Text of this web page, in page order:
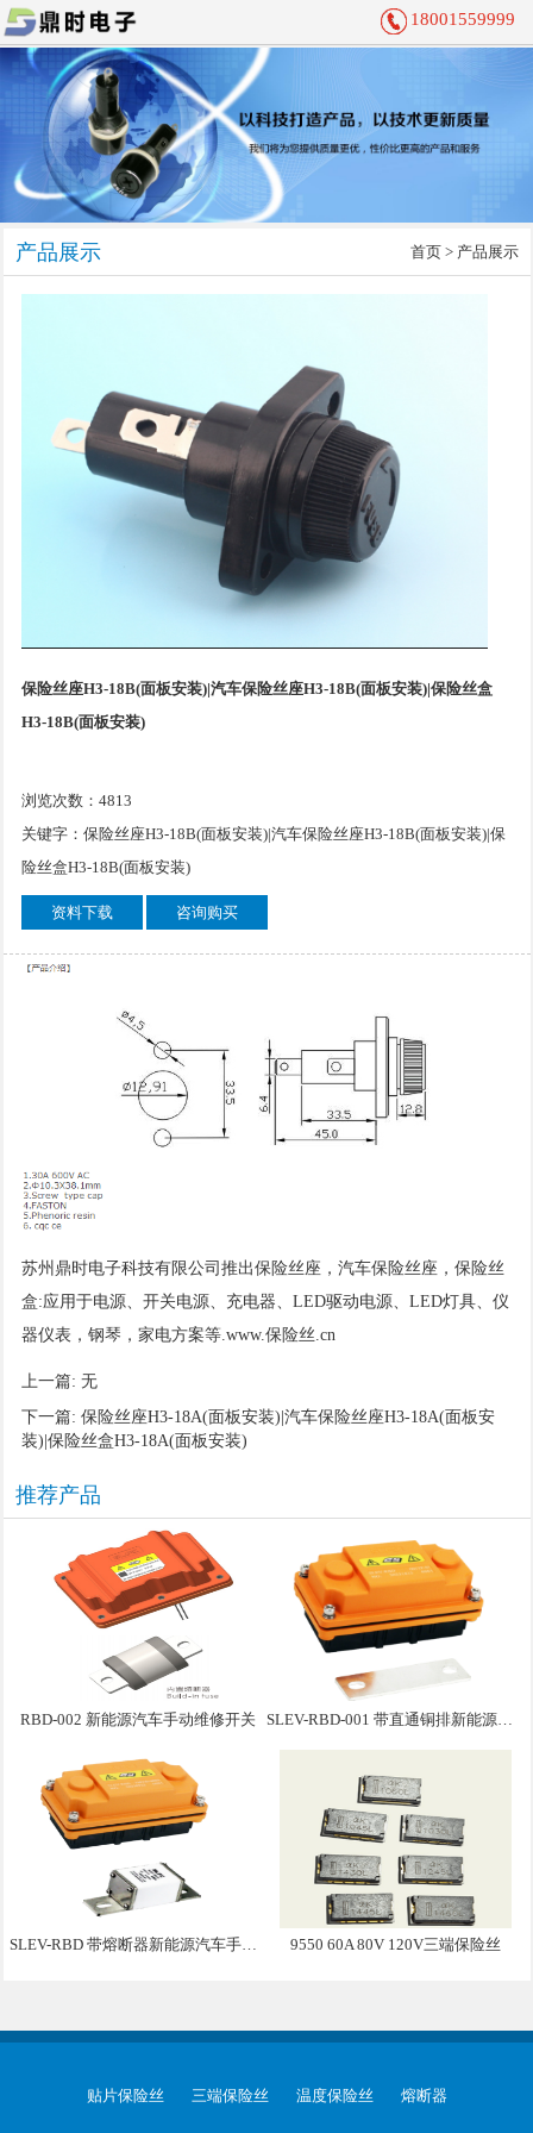
18001559999
产品展示 首页> 产品展示
保险丝座H3-18B(面板安装)|汽车保险丝座H3-18B(面板安装)|保险丝盒
H3-18B(面板安装)
浏览次数：4813
关键字：保险丝座H3-18B(面板安装)|汽车保险丝座H3-18B(面板安装)|保
险丝盒H3-18B(面板安装)
资料下载 咨询购买
苏州鼎时电子科技有限公司推出保险丝座，汽车保险丝座，保险丝
盒:应用于电源、开关电源、充电器、LED驱动电源、LED灯具、仪
器仪表，钢琴，家电方案等.www.保险丝.cn
上一篇: 无
下一篇: 保险丝座H3-18A(面板安装)|汽车保险丝座H3-18A(面板安
装)|保险丝盒H3-18A(面板安装)
推荐产品
RBD-002 新能源汽车手动维修开关 SLEV-RBD-001 带直通铜排新能源汽车手动维修盒子
SLEV-RBD 带熔断器新能源汽车手动维修盒子 9550 60A 80V 120V三端保险丝
贴片保险丝 三端保险丝 温度保险丝 熔断器